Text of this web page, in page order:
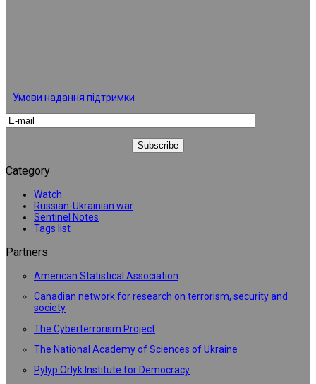
Умови надання підтримки
Category
Watch
Russian-Ukrainian war
Sentinel Notes
Tags list
Partners
American Statistical Association
Canadian network for research on terrorism, security and
society
The Cyberterrorism Project
The National Academy of Sciences of Ukraine
Pylyp Orlyk Institute for Democracy